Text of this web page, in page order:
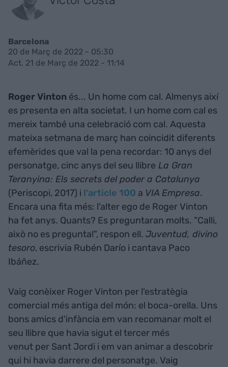
Barcelona
20 de Març de 2022 - 05:30
Act. 21 de Març de 2022 - 11:14
Roger Vinton és... Un home com cal. Almenys així
es presenta en alta societat. I un home com cal es
mereix també una celebració com cal. Aquesta
mateixa setmana de març han coincidit diferents
efemèrides que val la pena recordar: 10 anys del
personatge, cinc anys del seu llibre La Gran
Teranyina: Els secrets del poder a Catalunya
(Periscopi, 2017) i l'article 100 a VIA Empresa.
Encara una fita més: l'alter ego de Roger Vinton
ha fet anys. Quants? Es preguntaran molts. "Calli,
això no es pregunta!", respon ell. Juventud, divino
tesoro, escrivia Rubén Darío i cantava Paco
Ibáñez.
Vaig conèixer Roger Vinton per l'estratègia
comercial més antiga del món: el boca-orella. Uns
bons amics d'infància em van recomanar molt el
seu llibre que havia sigut el tercer més
venut per Sant Jordi i em van animar a descobrir
qui hi havia darrere del personatge. Vaig